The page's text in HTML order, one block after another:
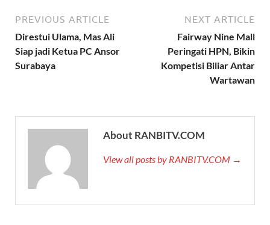
PREVIOUS ARTICLE
Direstui Ulama, Mas Ali
Siap jadi Ketua PC Ansor
Surabaya
NEXT ARTICLE
Fairway Nine Mall
Peringati HPN, Bikin
Kompetisi Biliar Antar
Wartawan
About RANBITV.COM
View all posts by RANBITV.COM →